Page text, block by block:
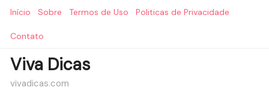
Início Sobre Termos de Uso Politicas de Privacidade
Contato
Viva Dicas
vivadicas.com